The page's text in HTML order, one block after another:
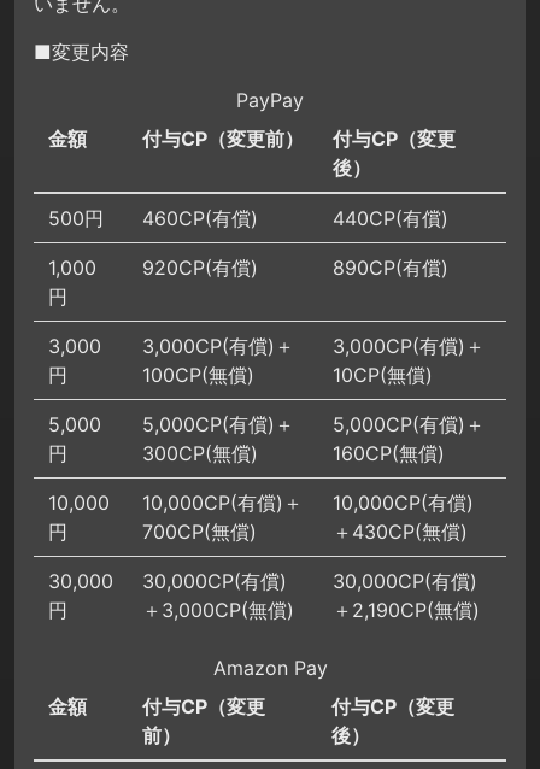
■変更内容
PayPay
金額
付与CP（変更前）
付与CP（変更
後）
500円 460CP(有償) 440CP(有償)
1,000
円
920CP(有償) 890CP(有償)
3,000
円
3,000CP(有償)＋
100CP(無償)
3,000CP(有償)＋
10CP(無償)
5,000
円
5,000CP(有償)＋
300CP(無償)
5,000CP(有償)＋
160CP(無償)
10,000
円
10,000CP(有償)＋
700CP(無償)
10,000CP(有償)
＋430CP(無償)
30,000
円
30,000CP(有償)
＋3,000CP(無償)
30,000CP(有償)
＋2,190CP(無償)
Amazon Pay
金額
付与CP（変更
前）
付与CP（変更
後）